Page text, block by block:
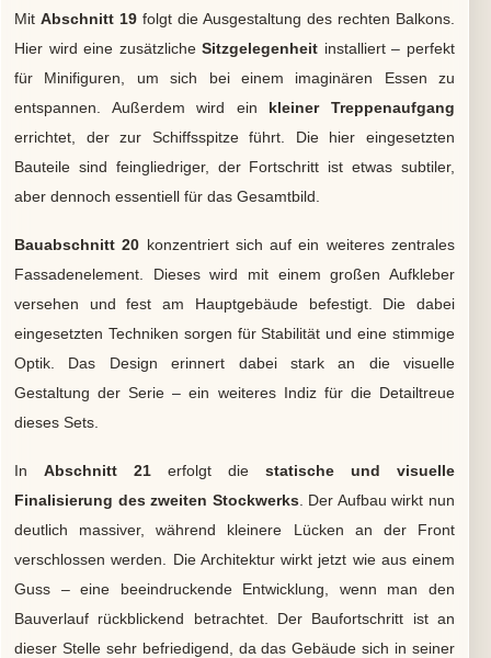
Mit Abschnitt 19 folgt die Ausgestaltung des rechten Balkons.
Hier wird eine zusätzlicheSitzgelegenheit installiert – perfekt
für Minifiguren, um sich bei einem imaginären Essen zu
entspannen. Außerdem wird ein kleiner Treppenaufgang
errichtet, der zur Schiffsspitze führt. Die hier eingesetzten
Bauteile sind feingliedriger, der Fortschritt ist etwas subtiler,
aber dennoch essentiell für das Gesamtbild.
Bauabschnitt 20 konzentriert sich auf ein weiteres zentrales
Fassadenelement. Dieses wird mit einem großen Aufkleber
versehen und fest am Hauptgebäude befestigt. Die dabei
eingesetzten Techniken sorgen für Stabilität und eine stimmige
Optik. Das Design erinnert dabei stark an die visuelle
Gestaltung der Serie – ein weiteres Indiz für die Detailtreue
dieses Sets.
In Abschnitt 21 erfolgt die statische und visuelle
Finalisierung des zweiten Stockwerks . Der Aufbau wirkt nun
deutlich massiver, während kleinere Lücken an der Front
verschlossen werden. Die Architektur wirkt jetzt wie aus einem
Guss – eine beeindruckende Entwicklung, wenn man den
Bauverlauf rückblickend betrachtet. Der Baufortschritt ist an
dieser Stelle sehr befriedigend, da das Gebäude sich in seiner